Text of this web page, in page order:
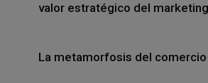
valor estratégico del
La metamorfosis del